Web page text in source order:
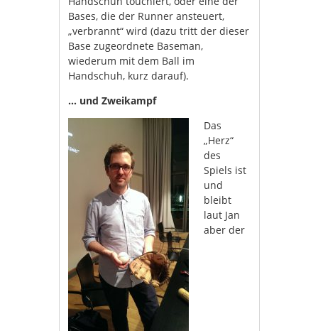
Bases, die der Runner ansteuert,
„verbrannt“ wird (dazu tritt der dieser
Base zugeordnete Baseman,
wiederum mit dem Ball im
Handschuh, kurz darauf).
… und Zweikampf
Das
„Herz“
des
Spiels ist
und
bleibt
laut Jan
aber der